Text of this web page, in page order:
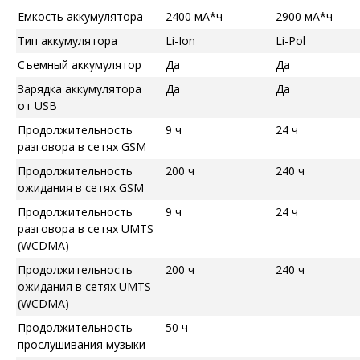
Емкость аккумулятора
2400 мА*ч
2900 мА*ч
Тип аккумулятора
Li-Ion
Li-Pol
Съемный аккумулятор
Да
Да
Зарядка аккумулятора
от USB
Да Да
Продолжительность
разговора в сетях GSM
9 ч 24 ч
Продолжительность
ожидания в сетях GSM
200 ч 240 ч
Продолжительность
разговора в сетях UMTS
(WCDMA)
9 ч 24 ч
Продолжительность
ожидания в сетях UMTS
(WCDMA)
200 ч 240 ч
Продолжительность
прослушивания музыки
50 ч --